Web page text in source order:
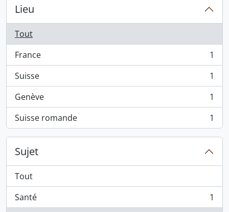
Lieu
Tout
France
, 1 résultats
1
Suisse
, 1 résultats
1
Genève
, 1 résultats
1
Suisse romande
, 1 résultats 1
Sujet
Tout
Santé
, 1 résultats
1